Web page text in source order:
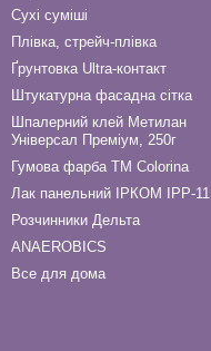
Сухі суміші
Плівка, стрейч-плівка
Ґрунтовка Ultra-контакт
Штукатурна фасадна сітка
Шпалерний клей Метилан
Універсал Преміум, 250г
Гумова фарба ТМ Colorina
Лак панельний ІРКОМ ІРР-11
Розчинники Дельта
ANAEROBICS
Все для дома